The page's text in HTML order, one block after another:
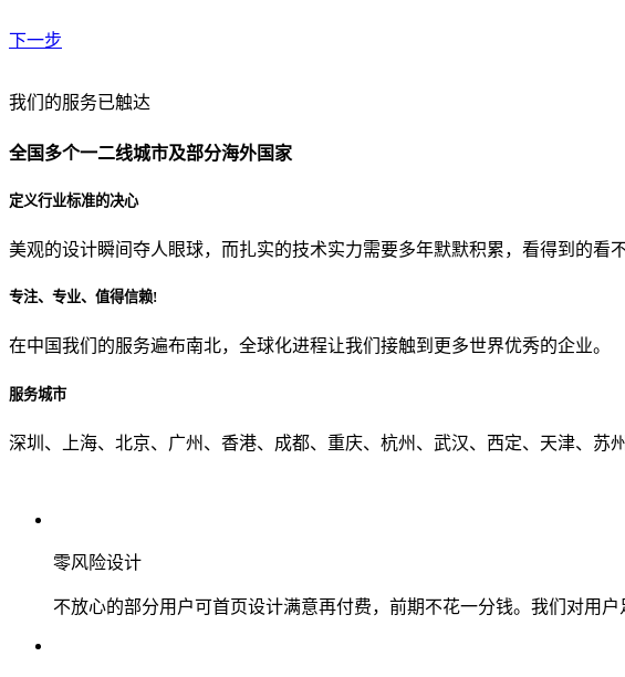
下一步
贵公司预算范围是？
贵公司的团队规模是？
从哪里了解到我们？
我们的服务已触达
全国多个一二线城市及部分海外国家
定义行业标准的决心
美观的设计瞬间夺人眼球，而扎实的技术实力需要多年默默积累，看得到的看
专注、专业、值得信赖!
在中国我们的服务遍布南北，全球化进程让我们接触到更多世界优秀的企业。
服务城市
深圳、上海、北京、广州、香港、成都、重庆、杭州、武汉、西定、天津、
零风险设计
不放心的部分用户可首页设计满意再付费，前期不花一分钱。我们对用